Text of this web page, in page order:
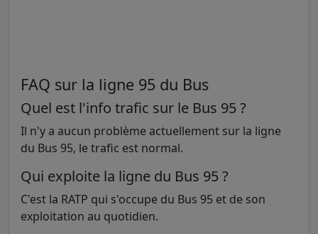
FAQ sur la ligne 95 du Bus
Quel est l'info trafic sur le Bus 95 ?
Il n'y a aucun problème actuellement sur la ligne
du Bus 95, le trafic est normal.
Qui exploite la ligne du Bus 95 ?
C'est la RATP qui s'occupe du Bus 95 et de son
exploitation au quotidien.